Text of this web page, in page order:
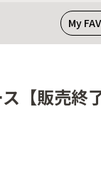
My
【販売終了